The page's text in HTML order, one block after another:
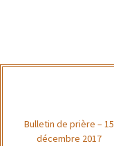
Bulletin de prière – 15
décembre 2017